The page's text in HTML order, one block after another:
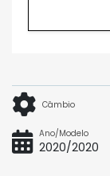
Câmbio
Ano/Modelo
2020/2020